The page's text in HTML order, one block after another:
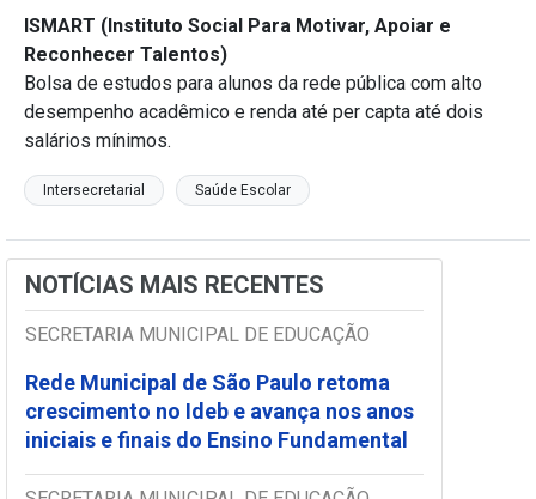
ISMART (Instituto Social Para Motivar, Apoiar e
Reconhecer Talentos)
Bolsa de estudos para alunos da rede pública com alto
desempenho acadêmico e renda até per capta até dois
salários mínimos.
Intersecretarial Saúde Escolar
NOTÍCIAS MAIS RECENTES
SECRETARIA MUNICIPAL DE EDUCAÇÃO
Rede Municipal de São Paulo retoma
crescimento no Ideb e avança nos anos
iniciais e finais do Ensino Fundamental